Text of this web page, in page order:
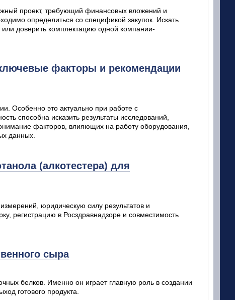
проект, требующий финансовых вложений и
определиться со спецификой закупок. Искать
доверить комплектацию одной компании-
факторы и рекомендации
Особенно это актуально при работе с
способна исказить результаты исследований,
факторов, влияющих на работу оборудования,
данных.
(алкотестера) для
юридическую силу результатов и
регистрацию в Росздравнадзоре и совместимость
сыра
белков. Именно он играет главную роль в создании
готового продукта.